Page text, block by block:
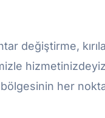
değiştirme,
her